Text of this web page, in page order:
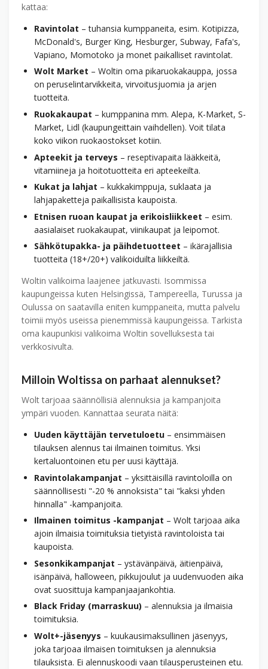
kattaa:
Ravintolat – tuhansia kumppaneita, esim. Kotipizza,
McDonald's, Burger King, Hesburger, Subway, Fafa's,
Vapiano, Momotoko ja monet paikalliset ravintolat.
Wolt Market – Woltin oma pikaruokakauppa, jossa
on peruselintarvikkeita, virvoitusjuomia ja arjen
tuotteita.
Ruokakaupat – kumppanina mm. Alepa, K-Market, S-
Market, Lidl (kaupungeittain vaihdellen). Voit tilata
koko viikon ruokaostokset kotiin.
Apteekit ja terveys – reseptivapaita lääkkeitä,
vitamiineja ja hoitotuotteita eri apteekeilta.
Kukat ja lahjat – kukkakimppuja, suklaata ja
lahjapaketteja paikallisista kaupoista.
Etnisen ruoan kaupat ja erikoisliikkeet – esim.
aasialaiset ruokakaupat, viinikaupat ja leipomot.
Sähkötupakka- ja päihdetuotteet – ikärajallisia
tuotteita (18+/20+) valikoiduilta liikkeiltä.
Woltin valikoima laajenee jatkuvasti. Isommissa
kaupungeissa kuten Helsingissä, Tampereella, Turussa ja
Oulussa on saatavilla eniten kumppaneita, mutta palvelu
toimii myös useissa pienemmissä kaupungeissa. Tarkista
oma kaupunkisi valikoima Woltin sovelluksesta tai
verkkosivulta.
Milloin Woltissa on parhaat alennukset?
Wolt tarjoaa säännöllisiä alennuksia ja kampanjoita
ympäri vuoden. Kannattaa seurata näitä:
Uuden käyttäjän tervetuloetu – ensimmäisen
tilauksen alennus tai ilmainen toimitus. Yksi
kertaluontoinen etu per uusi käyttäjä.
Ravintolakampanjat – yksittäisillä ravintoloilla on
säännöllisesti "-20 % annoksista" tai "kaksi yhden
hinnalla" -kampanjoita.
Ilmainen toimitus -kampanjat – Wolt tarjoaa aika
ajoin ilmaisia toimituksia tietyistä ravintoloista tai
kaupoista.
Sesonkikampanjat – ystävänpäivä, äitienpäivä,
isänpäivä, halloween, pikkujoulut ja uudenvuoden aika
ovat suosittuja kampanja­ajankohtia.
Black Friday (marraskuu) – alennuksia ja ilmaisia
toimituksia.
Wolt+-jäsenyys – kuukausimaksullinen jäsenyys,
joka tarjoaa ilmaisen toimituksen ja alennuksia
tilauksista. Ei alennuskoodi vaan tilausperusteinen etu.